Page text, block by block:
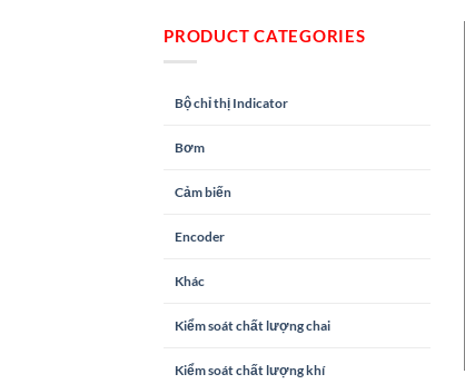
PRODUCT CATEGORIES
Bộ chỉ thị Indicator
Bơm
Cảm biến
Encoder
Khác
Kiểm soát chất lượng chai
Kiểm soát chất lượng khí